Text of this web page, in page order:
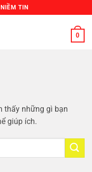
TIN
0
thấy những gì bạn
giúp ích.